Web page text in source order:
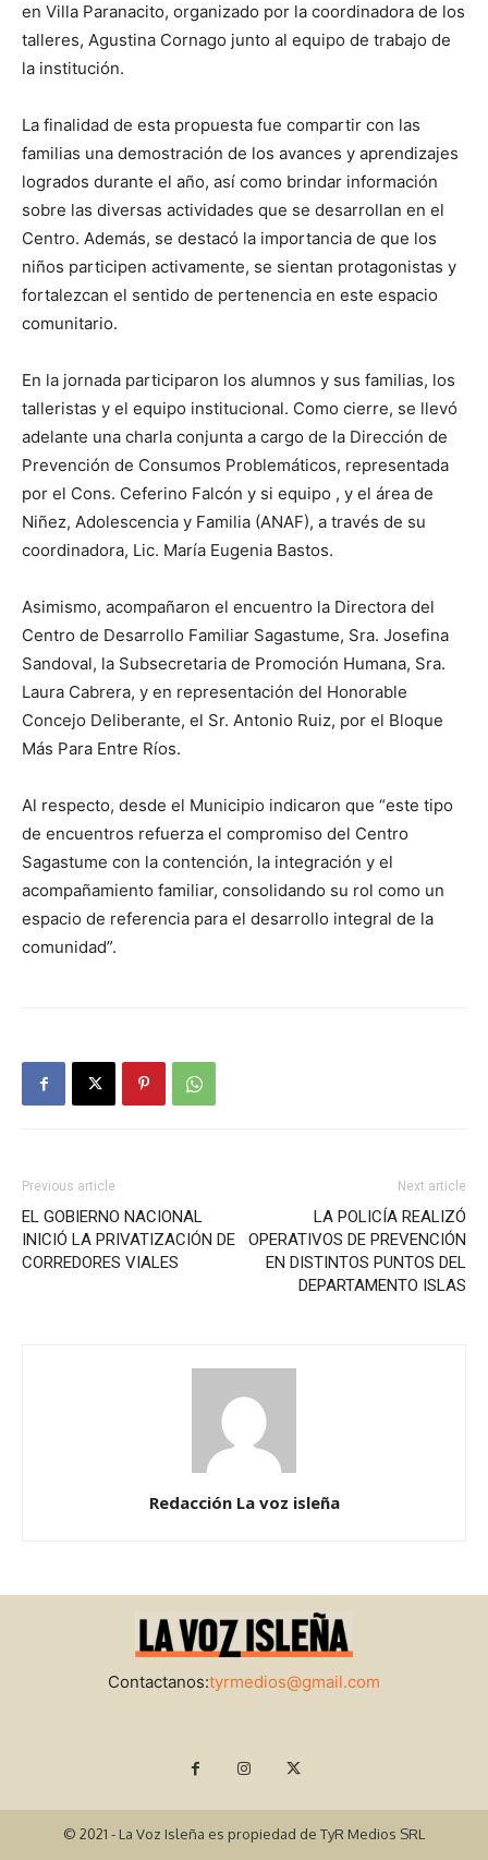
en Villa Paranacito, organizado por la coordinadora de los
talleres, Agustina Cornago junto al equipo de trabajo de
la institución.
La finalidad de esta propuesta fue compartir con las
familias una demostración de los avances y aprendizajes
logrados durante el año, así como brindar información
sobre las diversas actividades que se desarrollan en el
Centro. Además, se destacó la importancia de que los
niños participen activamente, se sientan protagonistas y
fortalezcan el sentido de pertenencia en este espacio
comunitario.
En la jornada participaron los alumnos y sus familias, los
talleristas y el equipo institucional. Como cierre, se llevó
adelante una charla conjunta a cargo de la Dirección de
Prevención de Consumos Problemáticos, representada
por el Cons. Ceferino Falcón y si equipo , y el área de
Niñez, Adolescencia y Familia (ANAF), a través de su
coordinadora, Lic. María Eugenia Bastos.
Asimismo, acompañaron el encuentro la Directora del
Centro de Desarrollo Familiar Sagastume, Sra. Josefina
Sandoval, la Subsecretaria de Promoción Humana, Sra.
Laura Cabrera, y en representación del Honorable
Concejo Deliberante, el Sr. Antonio Ruiz, por el Bloque
Más Para Entre Ríos.
Al respecto, desde el Municipio indicaron que “este tipo
de encuentros refuerza el compromiso del Centro
Sagastume con la contención, la integración y el
acompañamiento familiar, consolidando su rol como un
espacio de referencia para el desarrollo integral de la
comunidad”.
Previous article
EL GOBIERNO NACIONAL
INICIÓ LA PRIVATIZACIÓN DE
CORREDORES VIALES
Next article
LA POLICÍA REALIZÓ
OPERATIVOS DE PREVENCIÓN
EN DISTINTOS PUNTOS DEL
DEPARTAMENTO ISLAS
Redacción La voz isleña
Contactanos:tyrmedios@gmail.com
© 2021 - La Voz Isleña es propiedad de TyR Medios SRL